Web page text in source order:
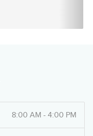
8:00 AM - 4:00 PM